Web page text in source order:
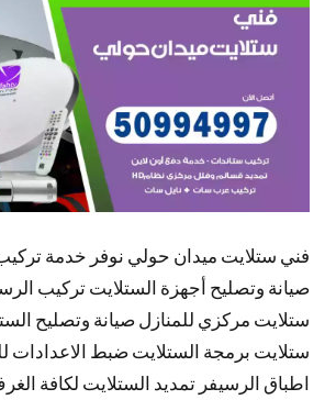
فني ستلايت ميدان حولي نوفر خدمة
صيانة وتصليح أجهزة الستلايت تركيب
ستلايت مركزي للمنازل صيانة وتصليح
ستلايت برمجة الستلايت ضبط الاعدادات
اطباق الرسيفر تمديد الستلايت لكافة